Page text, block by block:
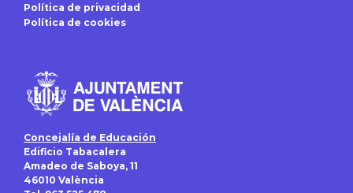
Política de privacidad
Política de cookies
Concejalía de Educación
Edificio Tabacalera
Amadeo de Saboya, 11
46010 València